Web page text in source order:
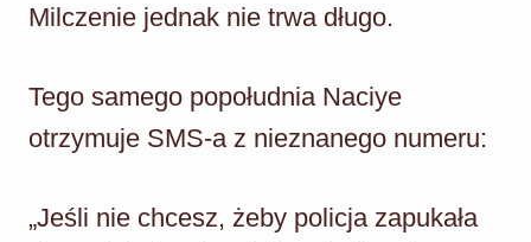
Milczenie jednak nie trwa długo.
Tego samego popołudnia Naciye
otrzymuje SMS-a z nieznanego numeru:
„Jeśli nie chcesz, żeby policja zapukała